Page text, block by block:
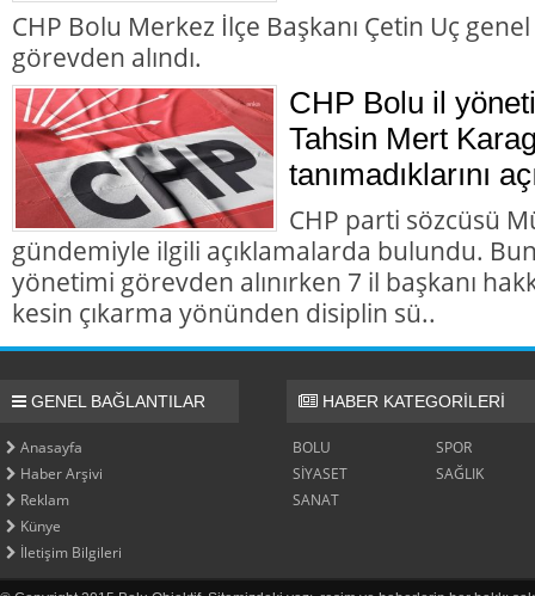
CHP Bolu Merkez İlçe Başkanı Çetin Uç
görevden alındı.
CHP Bolu il
Tahsin Mert
tanımadıklarını
CHP parti sözcüsü
gündemiyle ilgili açıklamalarda bulundu.
yönetimi görevden alınırken 7 il başkanı
kesin çıkarma yönünden disiplin sü..
GENEL BAĞLANTILAR
Anasayfa
Haber Arşivi
Reklam
Künye
İletişim Bilgileri
HABER KATEGORİLERİ
BOLU
SPOR
SİYASET
SAĞLIK
SANAT